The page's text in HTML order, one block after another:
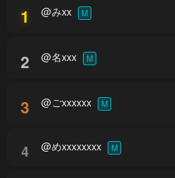
1 @みxx M
2 @名xxx M
3 @ごxxxxxx M
4 @めxxxxxxxx M